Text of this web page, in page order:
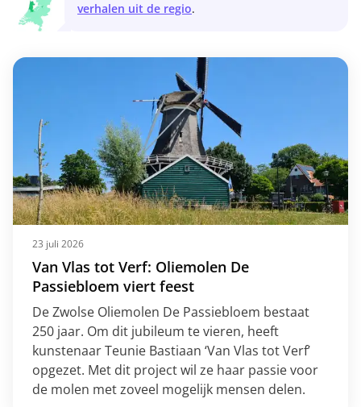
verhalen uit de regio.
Van Vlas tot Verf: Oliemolen De
Passiebloem viert feest
23 juli 2026
De Zwolse Oliemolen De Passiebloem bestaat
250 jaar. Om dit jubileum te vieren, heeft
kunstenaar Teunie Bastiaan ‘Van Vlas tot Verf’
opgezet. Met dit project wil ze haar passie voor
de molen met zoveel mogelijk mensen delen.